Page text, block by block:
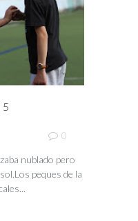
5
0
nublado pero
peques de la